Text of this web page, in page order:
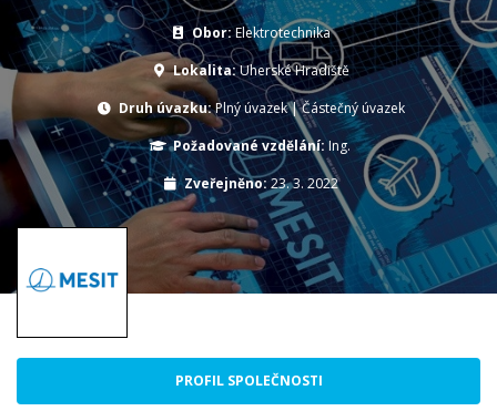
Obor:Elektrotechnika
Lokalita:Uherské Hradiště
Druh úvazku:Plný úvazek|Částečný úvazek
Požadované vzdělání:Ing.
Zveřejněno: 23. 3. 2022
PROFIL SPOLEČNOSTI